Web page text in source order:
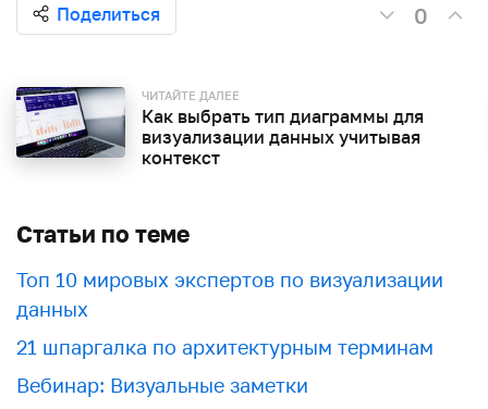
Поделиться 0
ЧИТАЙТЕ ДАЛЕЕ
Как выбрать тип диаграммы для
визуализации данных учитывая
контекст
Статьи по теме
Топ 10 мировых экспертов по визуализации
данных
21 шпаргалка по архитектурным терминам
Вебинар: Визуальные заметки